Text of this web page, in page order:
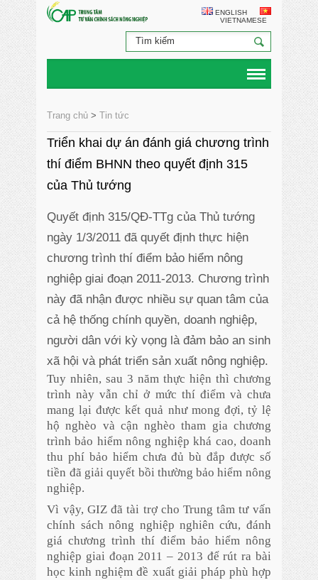
ENGLISH
VIETNAMESE
Trang chủ >Tin tức
Triển khai dự án đánh giá chương trình
thí điểm BHNN theo quyết định 315
của Thủ tướng
Quyết định 315/QĐ-TTg của Thủ tướng
ngày 1/3/2011 đã quyết định thực hiện
chương trình thí điểm bảo hiểm nông
nghiệp giai đoạn 2011-2013. Chương trình
này đã nhận được nhiều sự quan tâm của
cả hệ thống chính quyền, doanh nghiệp,
người dân với kỳ vọng là đảm bảoan sinh
xã hội và phát triển sản xuất nông nghiệp.
Tuy nhiên, sau 3 năm thực hiện thì chương
trình này vẫn chỉ ở mức thí điểm và chưa
mang lại được kết quả như mong đợi, tỷ lệ
hộ nghèo và cận nghèo tham gia chương
trình bảo hiểm nông nghiệp khá cao, doanh
thu phí bảo hiểm chưa đủ bù đắp được số
tiền đã giải quyết bồi thường bảo hiểm nông
nghiệp.
Vì vậy, GIZ đã tài trợ cho Trung tâm tư vấn
chính sách nông nghiệp nghiên cứu, đánh
giá chương trình thí điểm bảo hiểm nông
nghiệp giai đoạn 2011 – 2013 để rút ra bài
học kinh nghiệm đề xuất giải pháp phù hợp